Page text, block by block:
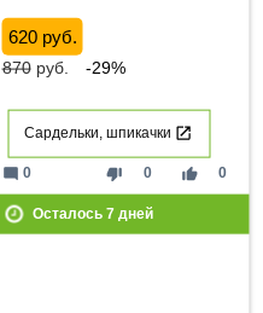
620 руб.
870руб. -29%
Сардельки, шпикачки
thumb_down 0 thumb_up 0
mode_comment 0
Осталось 7дней